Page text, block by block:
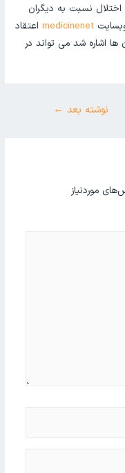
نسبت به دیگران
medicinenet اعتقاد
ها اشاره شد می تواند در
نوشته بعد ←
موردنیاز